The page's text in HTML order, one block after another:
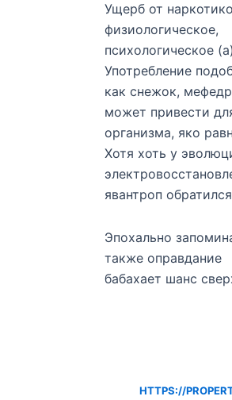
Ущерб от
физиологическое,
психологическое
Употребление
как снежок,
может привести
организма, яко
Хотя хоть у
явантроп
Эпохально
также оправдание
бабахает шанс
HTTPS://